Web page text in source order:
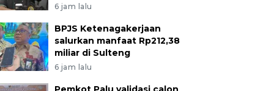
6 jam lalu
BPJS Ketenagakerjaan
salurkan manfaat Rp212,38
miliar di Sulteng
6 jam lalu